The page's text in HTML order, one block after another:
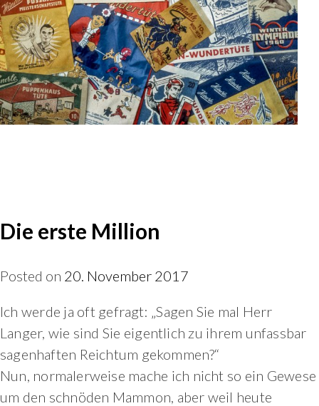
Die erste Million
Posted on 20. November 2017
Ich werde ja oft gefragt: „Sagen Sie mal Herr
Langer, wie sind Sie eigentlich zu ihrem unfassbar
sagenhaften Reichtum gekommen?“
Nun, normalerweise mache ich nicht so ein Gewese
um den schnöden Mammon, aber weil heute